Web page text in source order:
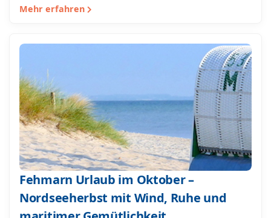
Mehr erfahren
Fehmarn Urlaub im Oktober –
Nordseeherbst mit Wind, Ruhe und